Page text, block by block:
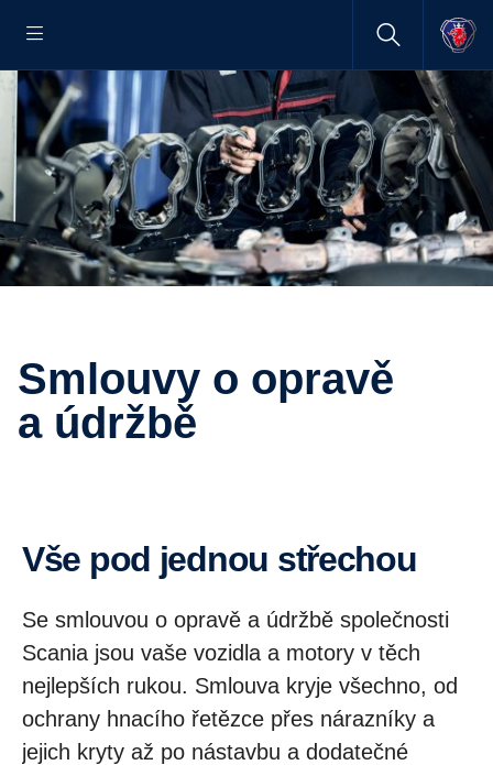
Smlouvy o opravě
a údržbě
Vše pod jednou střechou
Se smlouvou o opravě a údržbě společnosti
Scania jsou vaše vozidla a motory v těch
nejlepších rukou. Smlouva kryje všechno, od
ochrany hnacího řetězce přes nárazníky a
jejich kryty až po nástavbu a dodatečné